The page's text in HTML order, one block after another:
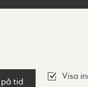
tid
Visa